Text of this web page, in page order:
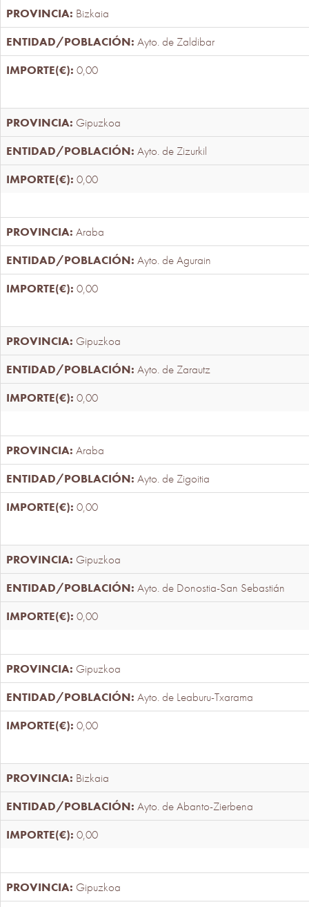
Bizkaia
Ayto. de Zaldibar
0,00
Gipuzkoa
Ayto. de Zizurkil
0,00
Araba
Ayto. de Agurain
0,00
Gipuzkoa
Ayto. de Zarautz
0,00
Araba
Ayto. de Zigoitia
0,00
Gipuzkoa
Ayto. de Donostia-San Sebastián
0,00
Gipuzkoa
Ayto. de Leaburu-Txarama
0,00
Bizkaia
Ayto. de Abanto-Zierbena
0,00
Gipuzkoa